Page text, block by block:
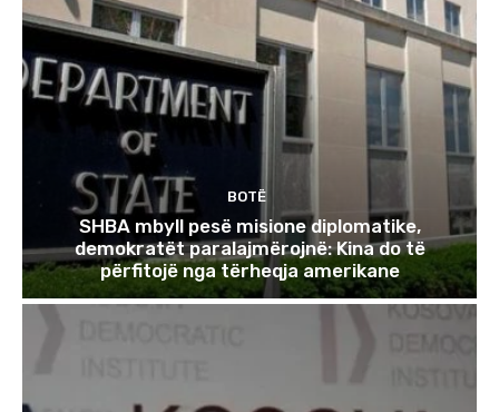
BOTË
SHBA mbyll pesë misione diplomatike,
demokratët paralajmërojnë: Kina do të
përfitojë nga tërheqja amerikane